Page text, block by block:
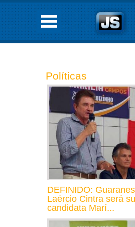
Políticas
DEFINIDO:
Laércio Cintra será
candidata Marí...